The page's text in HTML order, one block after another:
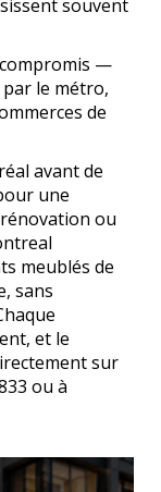
souvent
—
le métro,
de
avant de
une
ou
meublés de
sans
et le
sur
ou à